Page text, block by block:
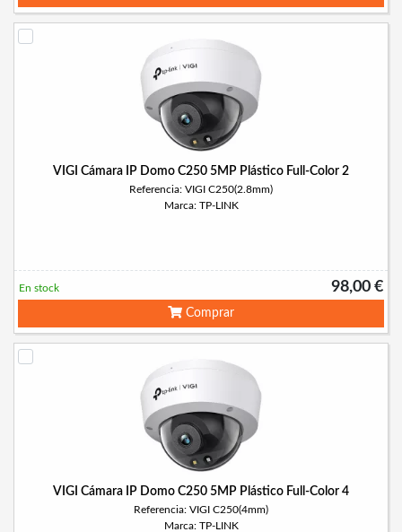
VIGI Cámara IP Domo C250 5MP Plástico Full-Color 2
Referencia: VIGI C250(2.8mm)
Marca: TP-LINK
98,00 €
En stock
Comprar
VIGI Cámara IP Domo C250 5MP Plástico Full-Color 4
Referencia: VIGI C250(4mm)
Marca: TP-LINK